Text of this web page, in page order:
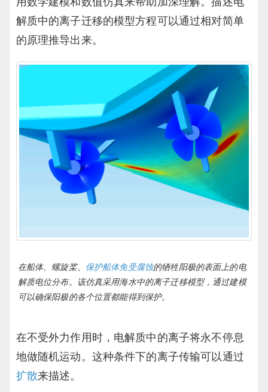
解质中的离子迁移的模型方程可以通过相对简单
的原理推导出来。
在船体、螺旋桨、 保护船体免受腐蚀的牺牲阳极的表面上的电
解质电位分布。该仿真采用海水中的离子迁移模型，通过建模
可以确保阳极的各个位置都能得到保护。
在不受外力作用时，电解质中的离子将永不停息
地做随机运动。这种条件下的离子传输可以通过
扩散来描述。